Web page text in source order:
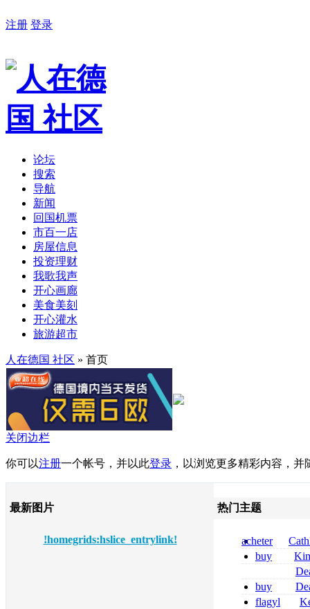
注册 登录
论坛
搜索
导航
新闻
回国机票
市百一店
房屋信息
投资理财
我歌我声
开心画廊
美食美刻
开心灌水
旅游超市
人在德国 社区 » 首页
关闭边栏
你可以注册一个帐号，并以此登录 ，以浏览更多精彩内容，
最新图片
!homegrids:hslice_entrylink!
热门主题
acheter
dapsone site
buy
zolpidem usa
tizanidine
sans
buy
pregabalin
flagyl